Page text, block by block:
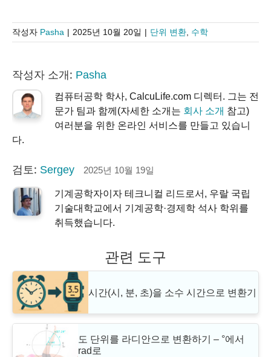
작성자 Pasha | 2025년 10월 20일 | 단위 변환 수학
작성자 소개: Pasha
컴퓨터공학 학사, CalcuLife.com 디렉터. 그는 전
문가 팀과 함께(자세한 소개는 회사 소개 참고)
여러분을 위한 온라인 서비스를 만들고 있습니
다.
검토: Sergey 2025년 10월 19일
기계공학자이자 테크니컬 리드로서, 우랄 국립
기술대학교에서 기계공학·경제학 석사 학위를
취득했습니다.
관련 도구
시간(시, 분, 초)을 소수 시간으로 변환기
도 단위를 라디안으로 변환하기 – °에서
rad로